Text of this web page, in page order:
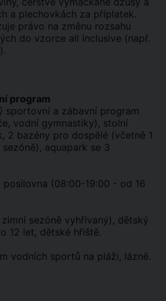
a plechovkách za příplatek.
právo na změnu rozsahu
do vzorce all inclusive (např.
program
sportovní a zábavní program
vodní gymnastiky), stolní
2 bazény pro dospělé (včetně 1
aquapark se 3
posilovna (08:00-19:00 - od 16
sezóně vyhřívaný), dětský
12 let, dětské hřiště.
vodních sportů na pláži, lázně.